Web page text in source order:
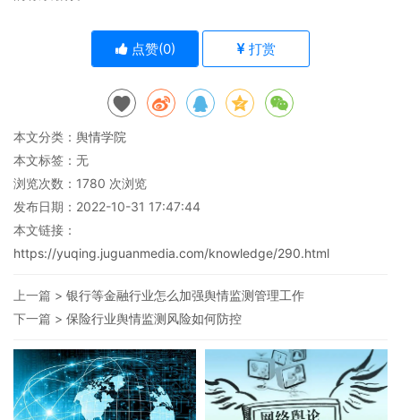
点赞(0) 打赏
本文分类： 舆情学院
本文标签：无
浏览次数： 1780 次浏览
发布日期：2022-10-31 17:47:44
本文链接：
https://yuqing.juguanmedia.com/knowledge/290.html
上一篇 > 银行等金融行业怎么加强舆情监测管理工作
下一篇 > 保险行业舆情监测风险如何防控